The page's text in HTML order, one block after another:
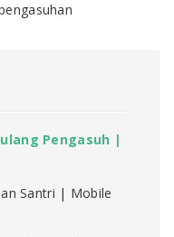
Pengasuh |
Santri | Mobile